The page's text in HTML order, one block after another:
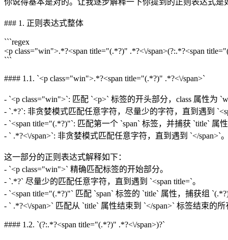
### 1. 正则表达式整体
```regex
<p class="win">.*?<span title="(.*?)" .*?<\/span>(?:.*?<span
```
#### 1.1. `<p class="win">.*?<span title="(.*?)" .*?<\/span>`
- `<p class="win">`: 匹配 `<p>` 标签的开头部分，class 属性为
- `.*?`: 非贪婪模式匹配任意字符，尽量少的字符，直到遇到
- `<span title="(.*?)"`: 匹配第一个 `span` 标签，并捕获 `title`
- ` .*?<\/span>`: 非贪婪模式匹配任意字符，直到遇到 `</span>`。
这一部分的正则表达式解释如下：
- `<p class="win">` 精确匹配标签的开始部分。
- `.*?` 尽量少的匹配任意字符，直到遇到 `<span title=`。
- `<span title="(.*?)"` 匹配 `span` 标签的 `title` 属性，捕获组
- ` .*?<\/span>` 匹配从 `title` 属性结束到 `</span>` 标签结束的所
#### 1.2. `(?:.*?<span title="(.*?)" .*?<\/span>)?`